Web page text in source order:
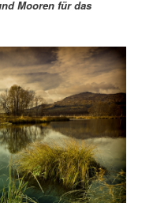
Mooren für das